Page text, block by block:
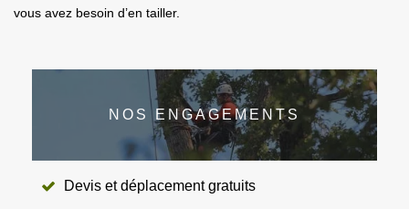
vous avez besoin d’en tailler.
NOS ENGAGEMENTS
Devis et déplacement gratuits